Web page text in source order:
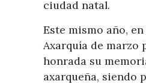
ciudad natal.
Este mismo año,
Axarquía de marzo
honrada su
axarqueña, siendo